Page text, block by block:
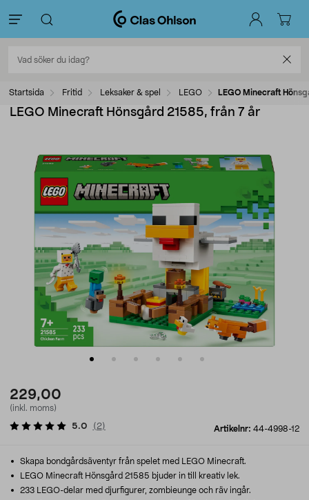
Startsida Fritid Leksaker & spel LEGO LEGO Minecraft
LEGO Minecraft Hönsgård 21585, från 7 år
229,00
(inkl. moms)
Artikelnr: 44-4998-12
5.0 ( 2)
Skapa bondgårdsäventyr från spelet med LEGO Minecraft.
LEGO Minecraft Hönsgård 21585 bjuder in till kreativ lek.
233 LEGO-delar med djurfigurer, zombieunge och räv ingår.